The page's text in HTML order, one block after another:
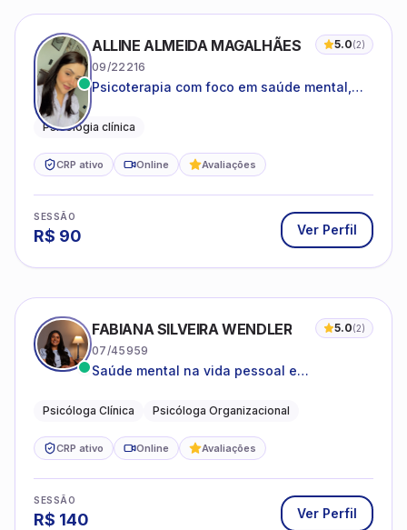
ALLINE ALMEIDA MAGALHÃES 5.0(2)
09/22216
Psicoterapia com foco em saúde mental,
adolescentes e adultos.
Psicologia clínica
CRP ativo Online Avaliações
SESSÃO
R$ 90 Ver Perfil
FABIANA SILVEIRA WENDLER 5.0(2)
07/45959
Saúde mental na vida pessoal e
Psicóloga Clínica Psicóloga Organizacional
CRP ativo Online Avaliações
SESSÃO
R$ 140 Ver Perfil